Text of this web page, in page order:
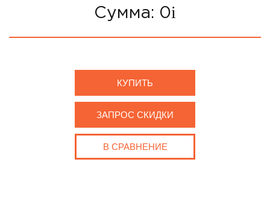
Сумма: 0i
КУПИТЬ
ЗАПРОС СКИДКИ
В СРАВНЕНИЕ